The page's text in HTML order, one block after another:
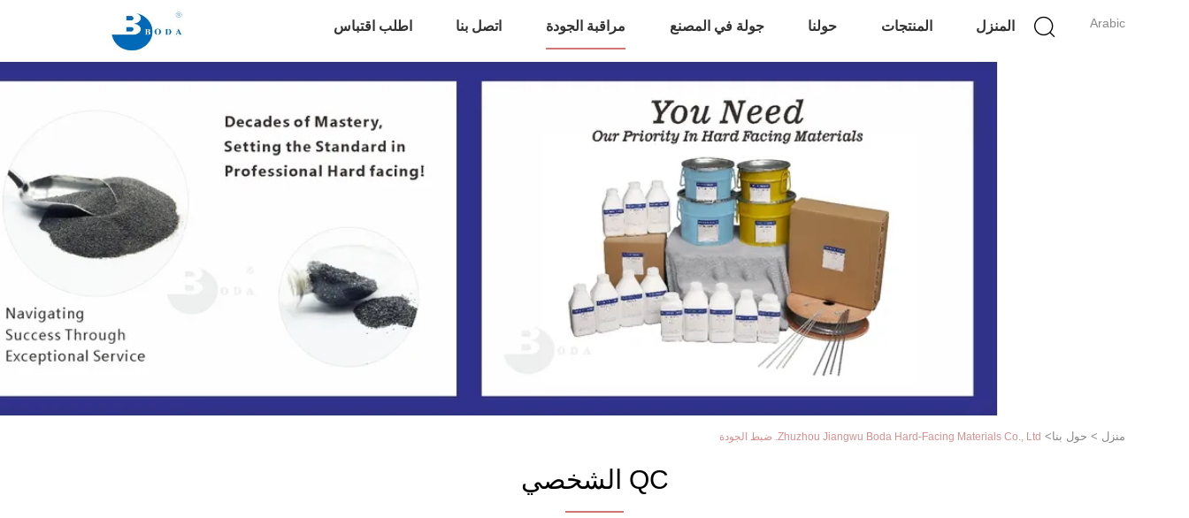
Arabic المنزل المنتجات حولنا جولة في المصنع مراقبة الجودة اتصل بنا اطلب اقتباس
منزل > حول بنا> Zhuzhou Jiangwu Boda Hard-Facing Materials Co., Ltd. ضبط الجودة
QC الشخصي